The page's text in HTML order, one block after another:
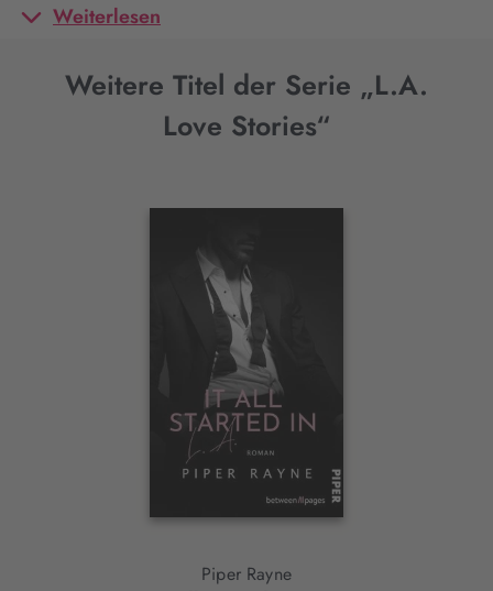
Weiterlesen
Weitere Titel der Serie „L.A.
Love Stories“
Piper Rayne